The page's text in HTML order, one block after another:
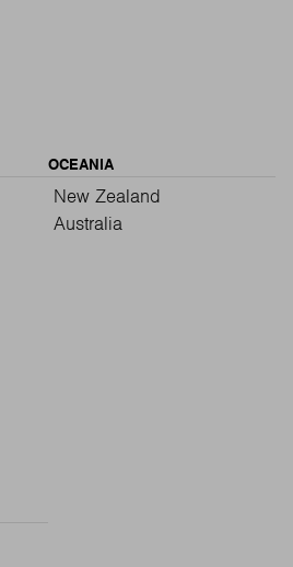
OCEANIA
New Zealand
Australia